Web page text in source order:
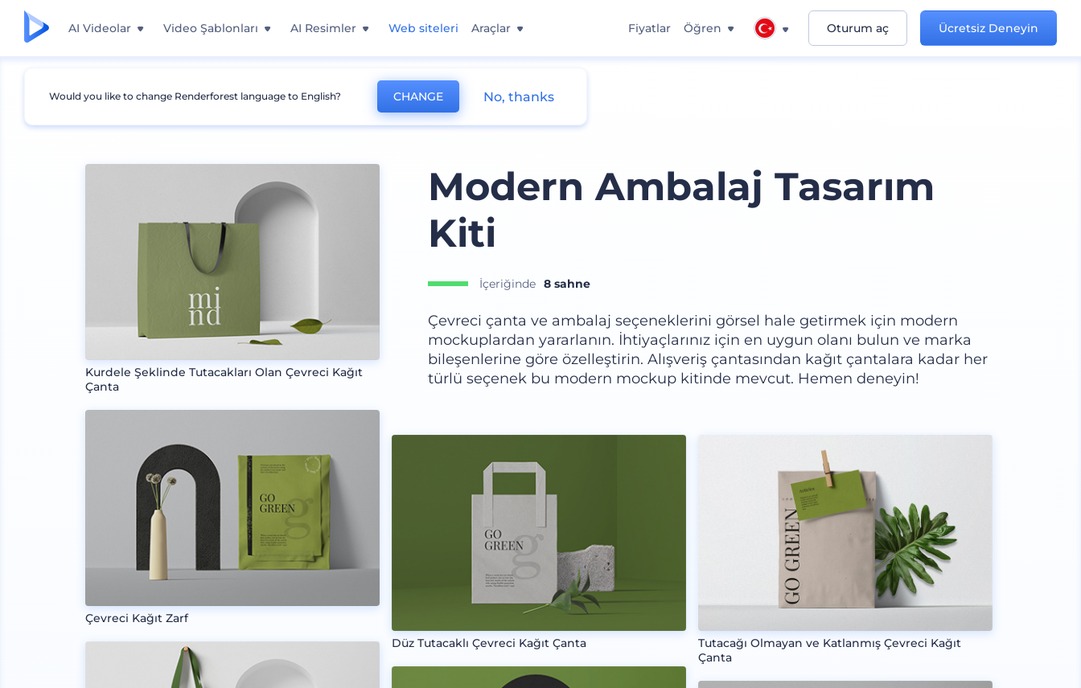
AI Videolar Video Şablonları AI Resimler Web siteleri Araçlar Fiyatlar Öğren Oturum aç Ücretsiz Deneyin
Mockuplar Ambalaj Çanta Mockup
Kurdele Şeklinde Tutacakları Olan Çevreci Kağıt
Çanta
Çevreci Kağıt Zarf
Modern Ambalaj Tasarım
Kiti
İçeriğinde 8 sahne
Çevreci çanta ve ambalaj seçeneklerini görsel hale getirmek için modern
mockuplardan yararlanın. İhtiyaçlarınız için en uygun olanı bulun ve marka
bileşenlerine göre özelleştirin. Alışveriş çantasından kağıt çantalara kadar her
türlü seçenek bu modern mockup kitinde mevcut. Hemen deneyin!
Düz Tutacaklı Çevreci Kağıt Çanta
Tutacağı Olmayan ve Katlanmış Çevreci Kağıt
Çanta
Would you like to change Renderforest language to English? CHANGE No, thanks